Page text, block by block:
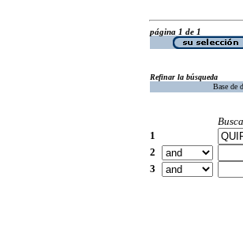
página 1 de 1
Refinar la búsqueda
Base de
1
2
3